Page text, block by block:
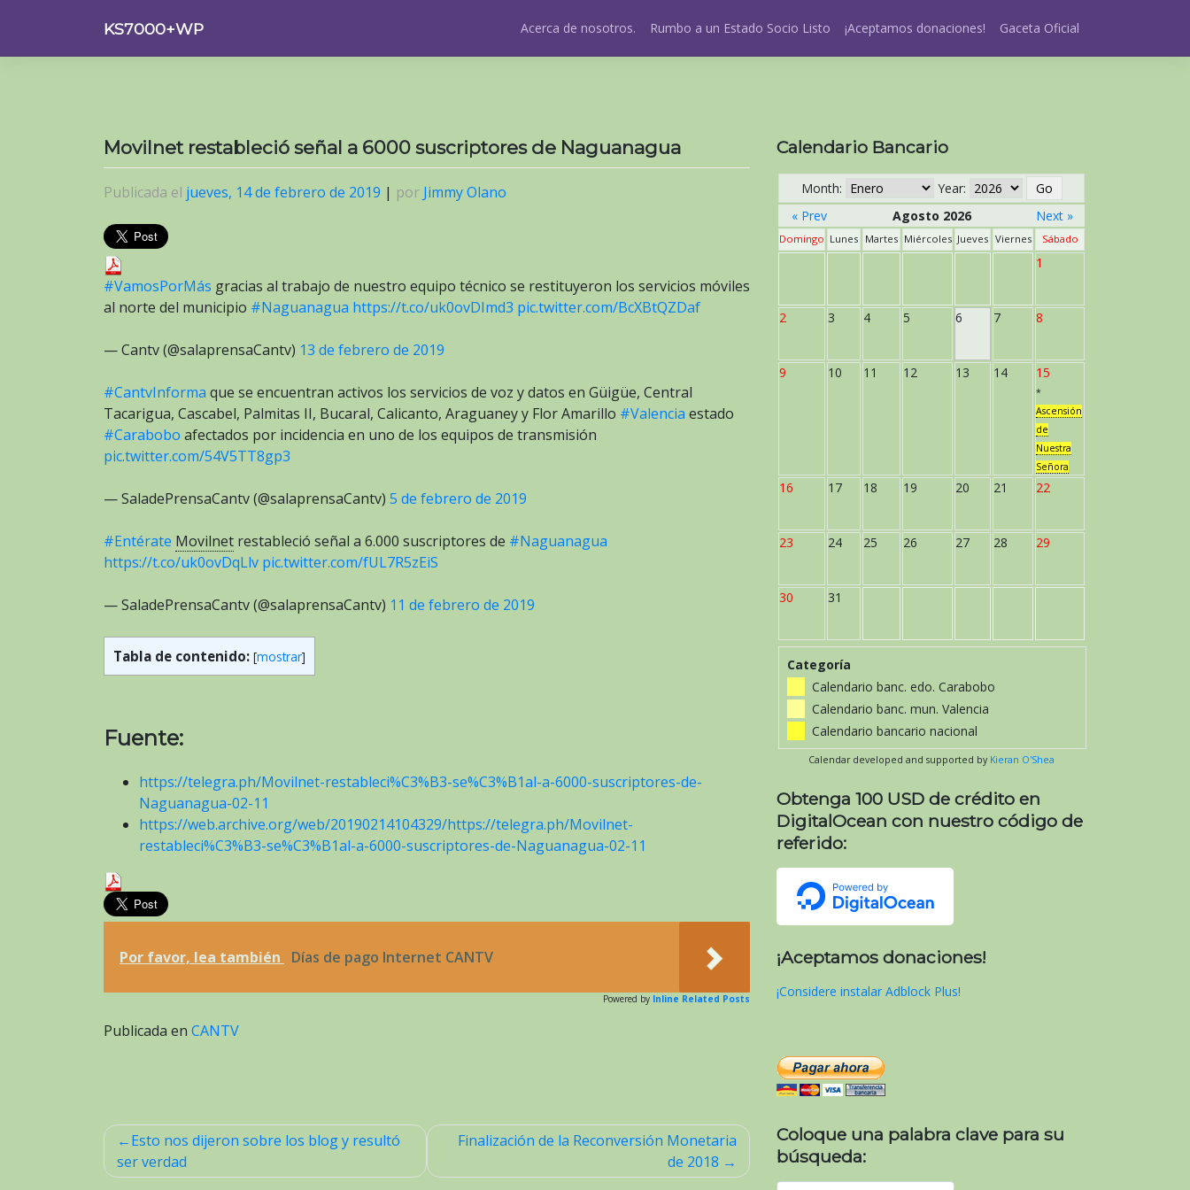
contenido
KS7000+WP Acerca de nosotros. Rumbo a un Estado Socio Listo ¡Aceptamos donaciones! Gaceta Oficial
Movilnet restableció señal a 6000 suscriptores de Naguanagua
Publicada el jueves, 14 de febrero de 2019 | por Jimmy Olano
#VamosPorMás gracias al trabajo de nuestro equipo técnico se restituyeron los servicios móviles
al norte del municipio #Naguanagua https://t.co/uk0ovDImd3 pic.twitter.com/BcXBtQZDaf
— Cantv (@salaprensaCantv) 13 de febrero de 2019
#CantvInforma que se encuentran activos los servicios de voz y datos en Güigüe, Central
Tacarigua, Cascabel, Palmitas II, Bucaral, Calicanto, Araguaney y Flor Amarillo #Valencia estado
#Carabobo afectados por incidencia en uno de los equipos de transmisión
pic.twitter.com/54V5TT8gp3
— SaladePrensaCantv (@salaprensaCantv) 5 de febrero de 2019
#Entérate Movilnet restableció señal a 6.000 suscriptores de #Naguanagua
https://t.co/uk0ovDqLlv pic.twitter.com/fUL7R5zEiS
— SaladePrensaCantv (@salaprensaCantv) 11 de febrero de 2019
Tabla de contenido: [mostrar]
Fuente:
https://telegra.ph/Movilnet-restableci%C3%B3-se%C3%B1al-a-6000-suscriptores-de-
Naguanagua-02-11
https://web.archive.org/web/20190214104329/https://telegra.ph/Movilnet-
restableci%C3%B3-se%C3%B1al-a-6000-suscriptores-de-Naguanagua-02-11
Por favor, lea también Días de pago Internet CANTV
Powered by Inline Related Posts
Publicada en CANTV
Navegación
Esto nos dijeron sobre los blog y resultó
ser verdad
Finalización de la Reconversión Monetaria
de 2018
Calendario Bancario
Month:
Year:
« Prev
Agosto 2026 Next »
Domingo Lunes Martes Miércoles Jueves Viernes Sábado
1
2 3 4 5 6 7 8
9 10 11 12 13 14 15
*
Ascensión
de
Nuestra
Señora
16 17 18 19 20 21 22
23 24 25 26 27 28 29
30 31
Categoría
Calendario banc. edo. Carabobo
Calendario banc. mun. Valencia
Calendario bancario nacional
Calendar developed and supported by Kieran O'Shea
Obtenga 100 USD de crédito en
DigitalOcean con nuestro código de
referido:
¡Aceptamos donaciones!
¡Considere instalar Adblock Plus!
Coloque una palabra clave para su
búsqueda: